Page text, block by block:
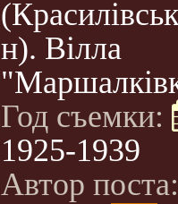
н). Вілла
Год съемки:
1925-1939
Автор